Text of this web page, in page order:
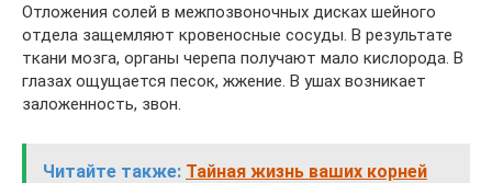
Отложения солей в межпозвоночных дисках шейного
отдела защемляют кровеносные сосуды. В результате
ткани мозга, органы черепа получают мало кислорода. В
глазах ощущается песок, жжение. В ушах возникает
заложенность, звон.
Читайте также: Тайная жизнь ваших корней